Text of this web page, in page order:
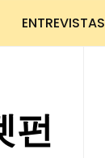
ENTREVISTAS
펀